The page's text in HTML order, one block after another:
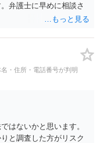
弁護士に早めに相談さ
名・住所・電話番号が判明
はないかと思います。
と調査した方がリスク